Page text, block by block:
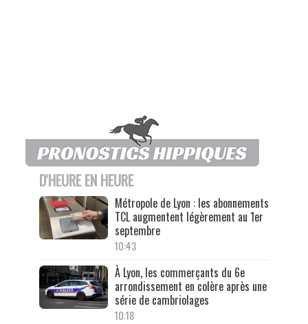
D'HEURE EN HEURE
Métropole de Lyon : les abonnements
TCL augmentent légèrement au 1er
septembre
10:43
À Lyon, les commerçants du 6e
arrondissement en colère après une
série de cambriolages
10:18